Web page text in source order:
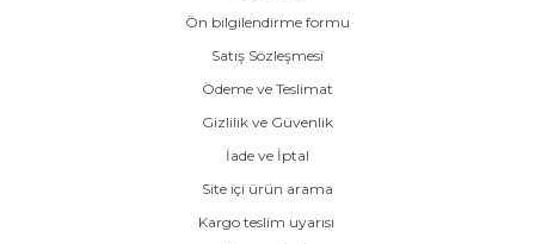
Ön bilgilendirme formu
Satış Sözleşmesi
Ödeme ve Teslimat
Gizlilik ve Güvenlik
İade ve İptal
Site içi ürün arama
Kargo teslim uyarısı